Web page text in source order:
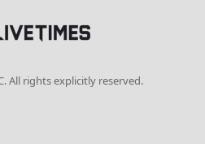
All rights explicitly reserved.